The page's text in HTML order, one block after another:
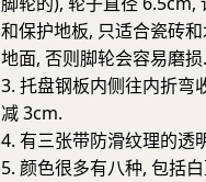
和保护地板, 只适合瓷砖
地面, 否则脚轮会容易磨损.
3. 托盘钢板内侧往内折弯
减 3cm.
4. 有三张带防滑纹理的透
5. 颜色很多有八种, 包括